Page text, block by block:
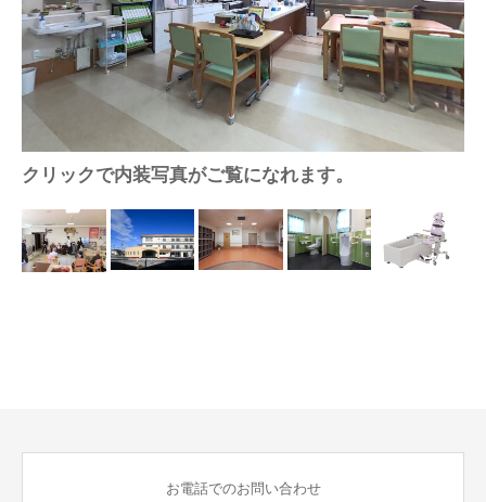
クリックで内装写真がご覧になれます。
お電話でのお問い合わせ